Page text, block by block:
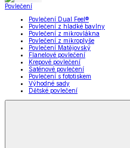
Koupelna
Koupelna
Ručníky a osušky